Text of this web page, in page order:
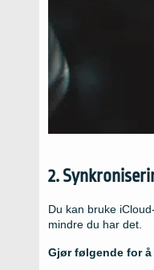
2.
Du kan bruke
mindre du har det.
Gjør følgende for